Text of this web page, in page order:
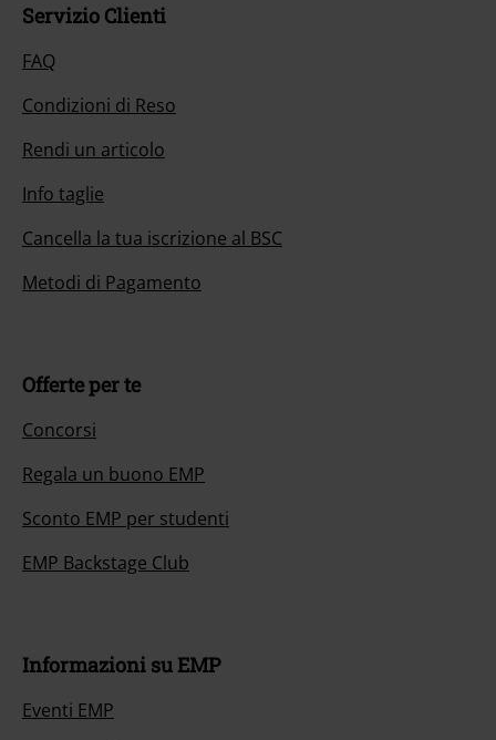
Servizio Clienti
FAQ
Condizioni di Reso
Rendi un articolo
Info taglie
Cancella la tua iscrizione al BSC
Metodi di Pagamento
Offerte per te
Concorsi
Regala un buono EMP
Sconto EMP per studenti
EMP Backstage Club
Informazioni su EMP
Eventi EMP